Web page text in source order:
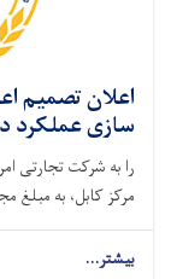
اعلان تصمیم
سازی عملکرد
را به شرکت تجارتی
مرکز کابل، به
بیشتر...